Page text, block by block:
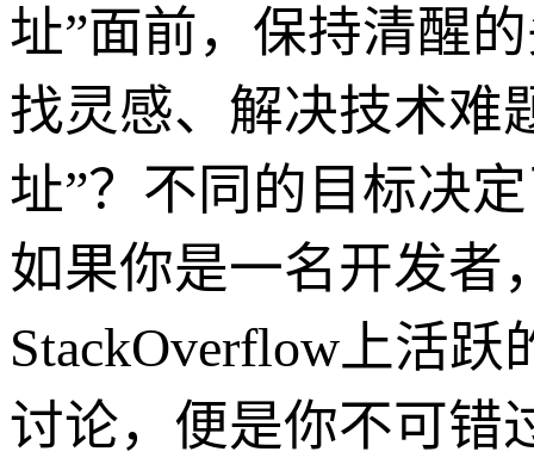
址”面前，保持清醒
找灵感、解决技术难
址”？不同的目标决
如果你是一名开发者
StackOverflow上活
讨论，便是你不可错